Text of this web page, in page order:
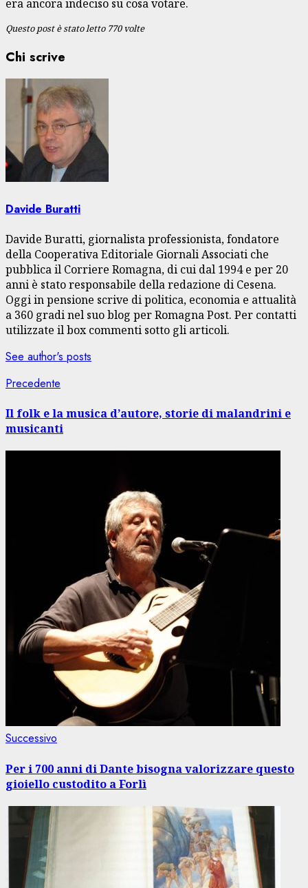
era ancora indeciso su cosa votare.
Questo post è stato letto 770 volte
Chi scrive
Davide Buratti
Davide Buratti, giornalista professionista, fondatore
della Cooperativa Editoriale Giornali Associati che
pubblica il Corriere Romagna, di cui dal 1994 e per 20
anni è stato responsabile della redazione di Cesena.
Oggi in pensione scrive di politica, economia e attualità
a 360 gradi nel suo blog per Romagna Post. Per contatti
utilizzate il box commenti sotto gli articoli.
See author's posts
Navigazione
articolo
Precedente
Il folk e la musica d’autore, storie di malandrini e
musicanti
Successivo
Per i 700 anni di Dante bisogna valorizzare questo
gioiello custodito a Forlì